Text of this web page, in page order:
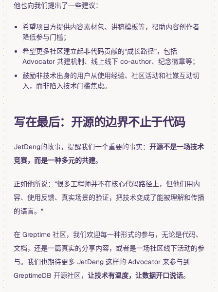
他也向我们提出了一些建议：
希望项目方提供内容素材包、讲稿模板等，帮助内容创作者
降低参与门槛；
希望更多社区建立起非代码贡献的“成长路径”，包括
Advocator 共建机制、线上线下 co-author、纪念徽章等；
鼓励非技术出身的用户从使用经验、社区活动和社媒互动切
入，而非陷入技术门槛焦虑。
写在最后：开源的边界不止于代码
JetDeng的故事，提醒我们一个重要的事实： 开源不是一场技术
竞赛，而是一种多元的共建。
正如他所说：“很多工程师并不在核心代码路径上，但他们用内
容、使用反馈、真实场景的验证，把技术变成了能被理解和传播
的语言。”
在 Greptime 社区，我们欢迎每一种形式的参与，无论是代码、
文档，还是一篇真实的分享内容，或者是一场社区线下活动的参
与。我们也期待更多 JetDeng 这样的 Advocator 来参与到
GreptimeDB 开源社区， 让技术有温度，让数据开口说话。